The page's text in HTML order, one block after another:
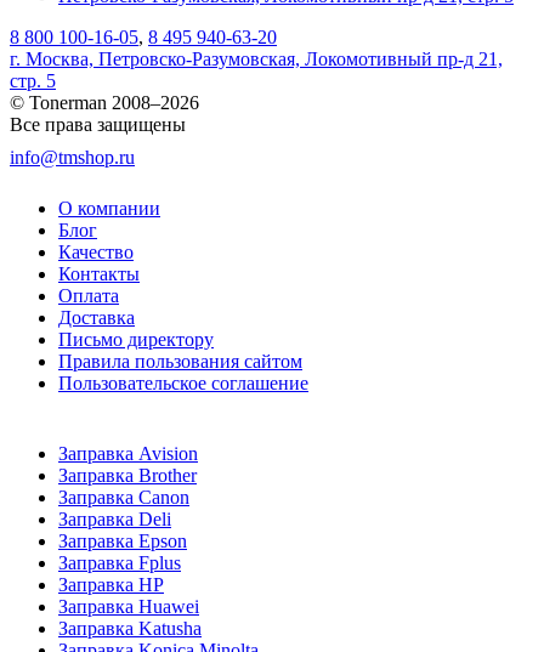
8 800 100-16-05, 8 495 940-63-20
г. Москва, Петровско-Разумовская, Локомотивный пр-д 21,
стр. 5
© Tonerman 2008–2026
Все права защищены
info@tmshop.ru
О компании
Блог
Качество
Контакты
Оплата
Доставка
Письмо директору
Правила пользования сайтом
Пользовательское соглашение
Заправка Avision
Заправка Brother
Заправка Canon
Заправка Deli
Заправка Epson
Заправка Fplus
Заправка HP
Заправка Huawei
Заправка Katusha